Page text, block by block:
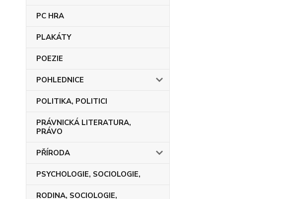
PC HRA
PLAKÁTY
POEZIE
POHLEDNICE
POLITIKA, POLITICI
PRÁVNICKÁ LITERATURA,
PRÁVO
PŘÍRODA
PSYCHOLOGIE, SOCIOLOGIE,
RODINA, SOCIOLOGIE,